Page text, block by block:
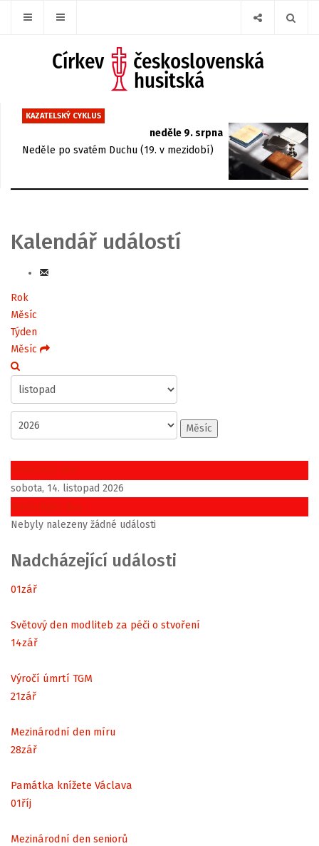
KAZATELSKÝ CYKLUS
neděle 9. srpna
Neděle po svatém Duchu (19. v mezidobí)
Kalendář událostí
Rok
Měsíc
Týden
Měsíc
Měsíc
Předchozí den
sobota, 14. listopad 2026
Následující den
Nebyly nalezeny žádné události
Nadcházející události
01zář
Světový den modliteb za péči o stvoření
14zář
Výročí úmrtí TGM
21zář
Mezinárodní den míru
28zář
Památka knížete Václava
01říj
Mezinárodní den seniorů